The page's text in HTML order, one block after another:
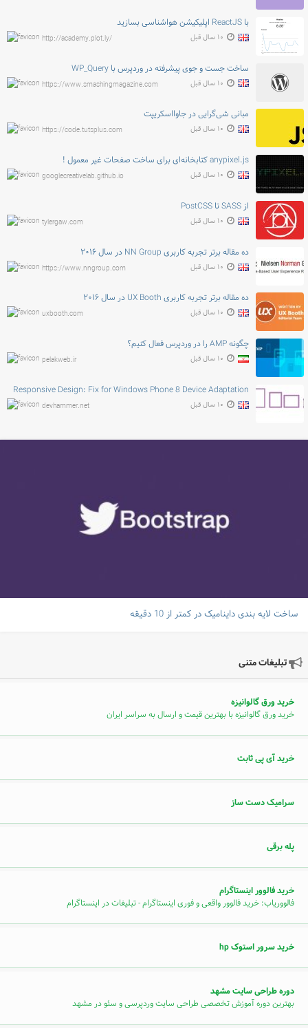
با ReactJS اپلیکیشن هواشناسی بسازید
http://academy.plot.ly/ ۱۰ سال قبل
ساخت جست و جوی پیشرفته در وردپرس با WP_Query
https://www.smashingmagazine.com ۱۰ سال قبل
مبانی شی‌گرایی در جاوااسکریپت
https://code.tutsplus.com ۱۰ سال قبل
anypixel.js کتابخانه‌ای برای ساخت صفحات غیر معمول !
googlecreativelab.github.io ۱۰ سال قبل
از SASS تا PostCSS
tylergaw.com ۱۰ سال قبل
ده مقاله برتر تجربه کاربری NN Group در سال ۲۰۱۶
https://www.nngroup.com ۱۰ سال قبل
ده مقاله برتر تجربه کاربری UX Booth در سال ۲۰۱۶
uxbooth.com ۱۰ سال قبل
چگونه AMP را در وردپرس فعال کنیم؟
pelakweb.ir ۱۰ سال قبل
Responsive Design: Fix for Windows Phone 8 Device Adaptation
devhammer.net ۱۰ سال قبل
ساخت لایه بندی داینامیک در کمتر از 10 دقیقه
تبلیغات متنی
خرید ورق گالوانیزه
خرید ورق گالوانیزه با بهترین قیمت و ارسال به سراسر ایران
خرید آی پی ثابت
سرامیک دست ساز
پله برقی
خرید فالوور اینستاگرام
فالووریاب: خرید فالوور واقعی و فوری اینستاگرام - تبلیغات در اینستاگرام
خرید سرور استوک hp
دوره طراحی سایت مشهد
بهترین دوره آموزش تخصصی طراحی سایت وردپرسی و سئو در مشهد